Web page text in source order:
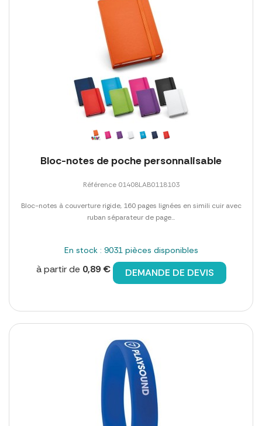
Bloc-notes de poche personnalisable
Référence 01408LAB0118103
Bloc-notes à couverture rigide, 160 pages lignées en simili cuir avec
ruban séparateur de page...
En stock : 9031 pièces disponibles
à partir de 0,89 € DEMANDE DE DEVIS